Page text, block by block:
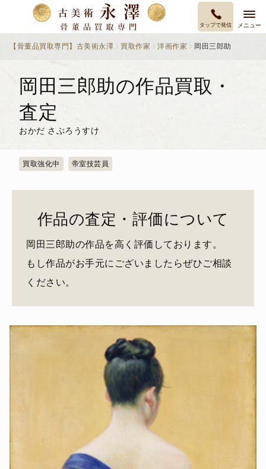
タップで発信 メニュー
【骨董品買取専門】古美術永澤 買取作家 洋画作家 岡田三郎助
岡田三郎助の作品買取・
査定
おかだ さぶろうすけ
買取強化中 帝室技芸員
作品の査定・評価について
岡田三郎助の作品を高く評価しております。
もし作品がお手元にございましたらぜひご相談
ください。